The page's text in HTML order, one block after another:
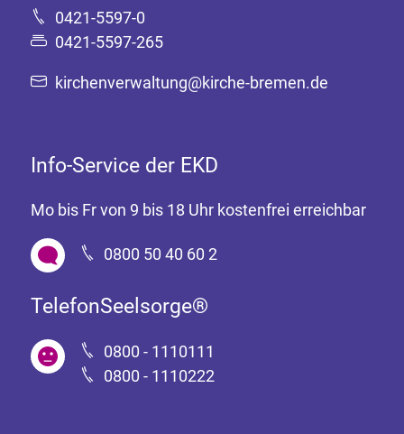
0421-5597-0
0421-5597-265
kirchenverwaltung@kirche-bremen.de
Info-Service der EKD
Mo bis Fr von 9 bis 18 Uhr kostenfrei erreichbar
0800 50 40 60 2
TelefonSeelsorge®
0800 - 1110111
0800 - 1110222